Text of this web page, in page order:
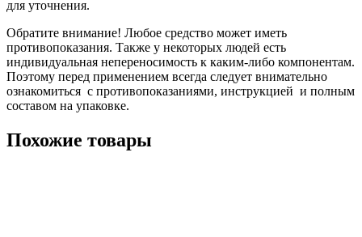
для уточнения.
Обратите внимание! Любое средство может иметь
противопоказания. Также у некоторых людей есть
индивидуальная непереносимость к каким-либо компонентам.
Поэтому перед применением всегда следует внимательно
ознакомиться с противопоказаниями, инструкцией и полным
составом на упаковке.
Похожие товары